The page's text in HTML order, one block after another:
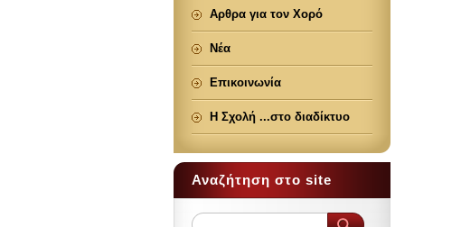
Αρθρα για τον Χορό
Νέα
Επικοινωνία
Η Σχολή ...στο διαδίκτυο
Αναζήτηση στο site